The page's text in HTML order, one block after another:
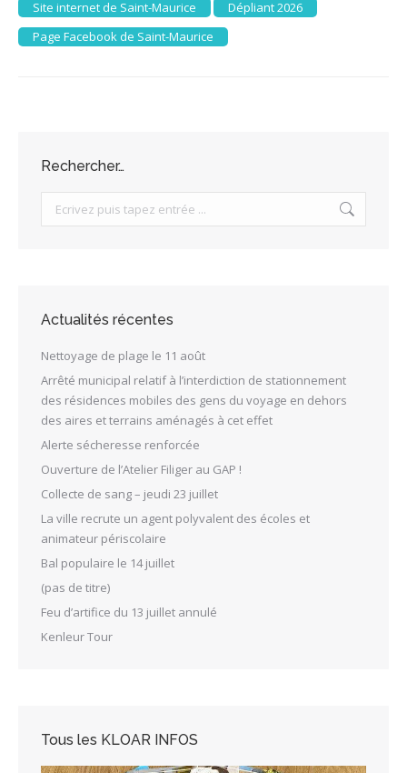
Site internet de Saint-Maurice
Dépliant 2026
Page Facebook de Saint-Maurice
Rechercher…
Actualités récentes
Nettoyage de plage le 11 août
Arrêté municipal relatif à l’interdiction de stationnement
des résidences mobiles des gens du voyage en dehors
des aires et terrains aménagés à cet effet
Alerte sécheresse renforcée
Ouverture de l’Atelier Filiger au GAP !
Collecte de sang – jeudi 23 juillet
La ville recrute un agent polyvalent des écoles et
animateur périscolaire
Bal populaire le 14 juillet
(pas de titre)
Feu d’artifice du 13 juillet annulé
Kenleur Tour
Tous les KLOAR INFOS